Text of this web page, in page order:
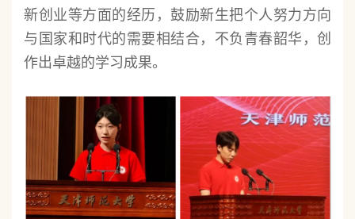
新创业等方面的经历，鼓励新生把个人努力方向
与国家和时代的需要相结合，不负青春韶华，创
作出卓越的学习成果。